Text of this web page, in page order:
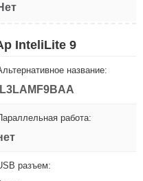
InteliLite 9
название:
IL3LAMF9BAA
работа:
разъем: